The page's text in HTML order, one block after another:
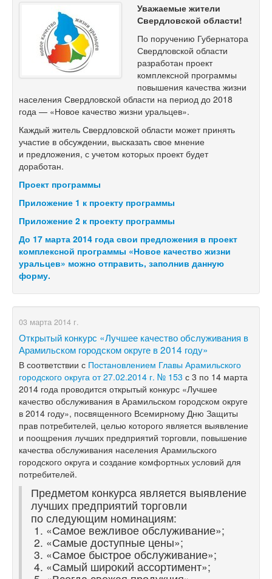
Уважаемые жители
Свердловской области!
По поручению Губернатора
Свердловской области
разработан проект
комплексной программы
повышения качества жизни
населения Свердловской области на период до 2018
года — «Новое качество жизни уральцев».
Каждый житель Свердловской области может принять
участие в обсуждении, высказать свое мнение
и предложения, с учетом которых проект будет
доработан.
Проект программы
Приложение 1 к проекту программы
Приложение 2 к проекту программы
До 17 марта 2014 года свои предложения в проект
комплексной программы «Новое качество жизни
уральцев» можно отправить, заполнив данную
форму.
03 марта 2014 г.
Открытый конкурс «Лучшее качество обслуживания в
Арамильском городском округе в 2014 году»
В соответствии с Постановлением Главы Арамильского
городского округа от 27.02.2014 г. № 153 с 3 по 14 марта
2014 года проводится открытый конкурс «Лучшее
качество обслуживания в Арамильском городском округе
в 2014 году», посвященного Всемирному Дню Защиты
прав потребителей, целью которого является выявление
и поощрения лучших предприятий торговли, повышение
качества обслуживания населения Арамильского
городского округа и создание комфортных условий для
потребителей.
Предметом конкурса является выявление
лучших предприятий торговли
по следующим номинациям:
«Самое вежливое обслуживание»;
«Самые доступные цены»;
«Самое быстрое обслуживание»;
«Самый широкий ассортимент»;